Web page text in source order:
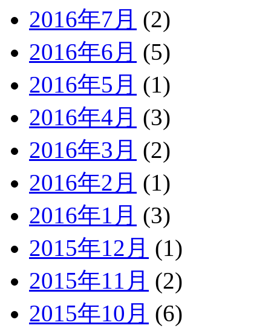
2016年7月 (2)
2016年6月 (5)
2016年5月 (1)
2016年4月 (3)
2016年3月 (2)
2016年2月 (1)
2016年1月 (3)
2015年12月 (1)
2015年11月 (2)
2015年10月 (6)